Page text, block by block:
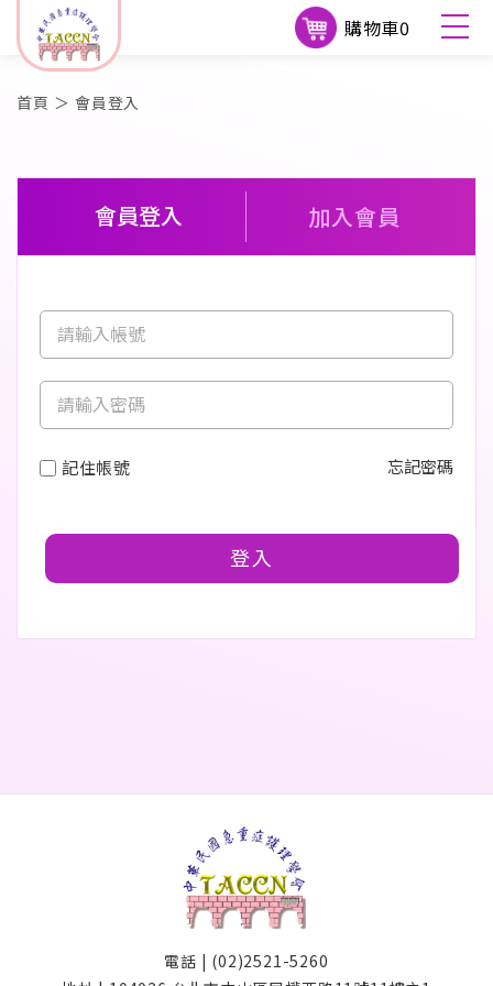
購物車0
首頁 ＞會員登入
會員登入 加入會員
記住帳號 忘記密碼
登入
電話 | (02)2521-5260